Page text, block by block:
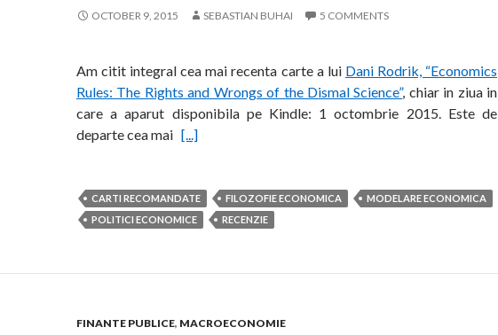
OCTOBER 9, 2015 SEBASTIAN BUHAI 5 COMMENTS
Am citit integral cea mai recenta carte a lui Dani Rodrik, “Economics
Rules: The Rights and Wrongs of the Dismal Science”, chiar in ziua in
care a aparut disponibila pe Kindle: 1 octombrie 2015. Este de
departe cea mai [...]
CARTI RECOMANDATE FILOZOFIE ECONOMICA
MODELARE ECONOMICA
POLITICI ECONOMICE
RECENZIE
FINANTE PUBLICE, MACROECONOMIE